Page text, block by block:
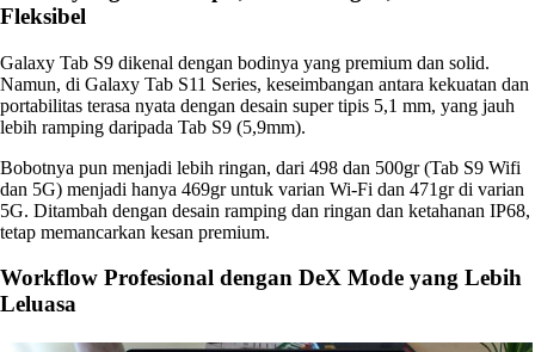
Fleksibel
Galaxy Tab S9 dikenal dengan bodinya yang premium dan solid.
Namun, di Galaxy Tab S11 Series, keseimbangan antara kekuatan dan
portabilitas terasa nyata dengan desain super tipis 5,1 mm, yang jauh
lebih ramping daripada Tab S9 (5,9mm).
Bobotnya pun menjadi lebih ringan, dari 498 dan 500gr (Tab S9 Wifi
dan 5G) menjadi hanya 469gr untuk varian Wi-Fi dan 471gr di varian
5G. Ditambah dengan desain ramping dan ringan dan ketahanan IP68,
tetap memancarkan kesan premium.
Workflow Profesional dengan DeX Mode yang Lebih
Leluasa